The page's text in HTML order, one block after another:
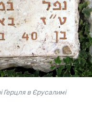
Герцля в Єрусалимі